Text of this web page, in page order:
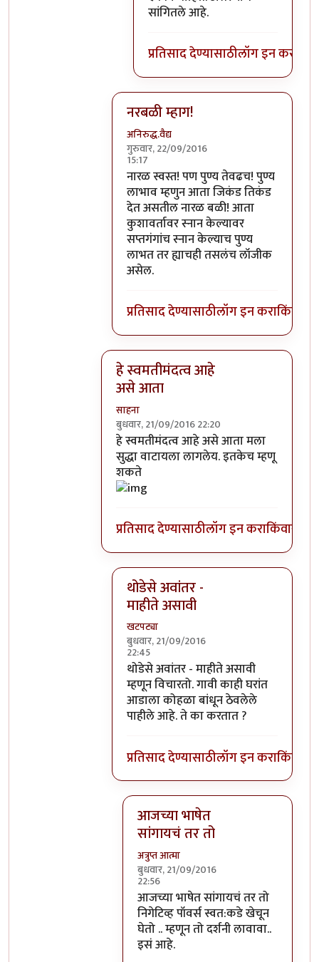
सांगितले आहे.
प्रतिसाद देण्यासाठीलॉग इन करा
नरबळी म्हाग!
अनिरुद्ध.वैद्य
गुरुवार, 22/09/2016
15:17
In reply toमला शास्त्रार्थ वगैरे काही
नारळ स्वस्त! पण पुण्य तेवढच! पुण्य
लाभाव म्हणुन आता जिकंड तिकंड
देत असतील नारळ बळी! आता
कुशावर्तावर स्नान केल्यावर
सप्तगंगांच स्नान केल्याच पुण्य
लाभत तर ह्याचही तसलंच लॉजीक
असेल.
प्रतिसाद देण्यासाठीलॉग इन कराकिंवा
हे स्वमतीमंदत्व आहे
असे आता
साहना
बुधवार, 21/09/2016 22:20
In reply toआत्मबंधवाल्यानी `कोहळा म्हणजे
हे स्वमतीमंदत्व आहे असे आता मला
सुद्धा वाटायला लागलेय. इतकेच म्हणू
शकते
प्रतिसाद देण्यासाठीलॉग इन कराकिंवा
थोडेसे अवांतर -
माहीते असावी
खटपट्या
बुधवार, 21/09/2016
22:45
In reply toहे स्वमतीमंदत्व आहे असे आता
थोडेसे अवांतर - माहीते असावी
म्हणून विचारतो. गावी काही घरांत
आडाला कोहळा बांधून ठेवलेले
पाहीले आहे. ते का करतात ?
प्रतिसाद देण्यासाठीलॉग इन कराकिंवा
आजच्या भाषेत
सांगायचं तर तो
अत्रुप्त आत्मा
बुधवार, 21/09/2016
22:56
In reply toथोडेसे अवांतर - माहीते
आजच्या भाषेत सांगायचं तर तो
निगेटिव्ह पॉवर्स स्वत:कडे खेचून
घेतो .. म्हणून तो दर्शनी लावावा..
इसं आहे.